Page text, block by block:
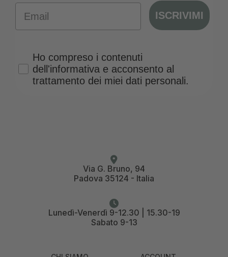
ISCRIVIMI
Privacy Policy
Ho compreso i contenuti
dell'informativa e acconsento al
trattamento dei miei dati personali.
Via G. Bruno, 94
Padova 35124 - Italia
Lunedì-Venerdì 9-12.30 | 15.30-19
Sabato 9-13